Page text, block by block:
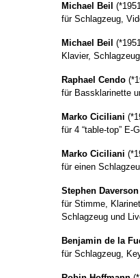
Contact
Michael Beil
für Schlagzeug,
Michael Beil
Klavier,
Raphael Cendo
für Bassklarinette
Marko Ciciliani
für 4 “table-top” E-
Marko Ciciliani
für einen
Stephen Daverson
für Stimme,
Schlagzeug und
Benjamin de la
für Schlagzeug,